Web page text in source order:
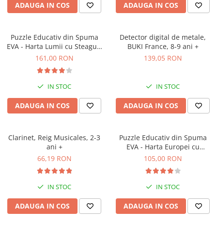
ADAUGA IN COS ADAUGA IN COS
Puzzle Educativ din Spuma
EVA - Harta Lumii cu Steaguri
si Capitale, Imagimake, 5 ani+
161,00 RON
IN STOC
ADAUGA IN COS
Detector digital de metale,
BUKI France, 8-9 ani +
139,05 RON
IN STOC
ADAUGA IN COS
Clarinet, Reig Musicales, 2-3
ani +
66,19 RON
IN STOC
ADAUGA IN COS
Puzzle Educativ din Spuma
EVA - Harta Europei cu
Steaguri si Capitale,
105,00 RON
IN STOC
ADAUGA IN COS